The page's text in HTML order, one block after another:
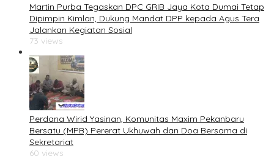
Martin Purba Tegaskan DPC GRIB Jaya Kota Dumai Tetap
Dipimpin Kimlan, Dukung Mandat DPP kepada Agus Tera
Jalankan Kegiatan Sosial
73 views
Perdana Wirid Yasinan, Komunitas Maxim Pekanbaru
Bersatu (MPB) Pererat Ukhuwah dan Doa Bersama di
Sekretariat
60 views